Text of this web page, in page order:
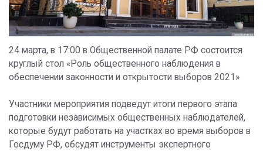
24 марта, в 17:00 в Общественной палате РФ состоится
круглый стол «Роль общественного наблюдения в
обеспечении законности и открытости выборов 2021»
Участники мероприятия подведут итоги первого этапа
подготовки независимых общественных наблюдателей,
которые будут работать на участках во время выборов в
Госдуму РФ, обсудят инструменты экспертного